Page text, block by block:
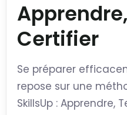
Certifier
Se préparer
repose sur une
SkillsUp : Apprendre,